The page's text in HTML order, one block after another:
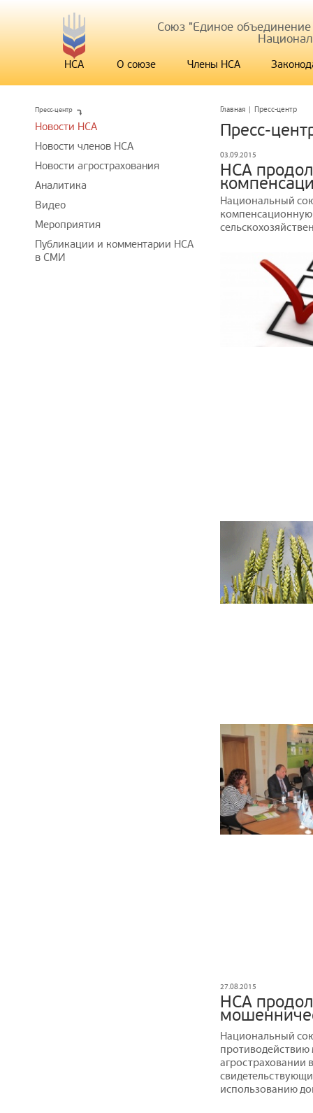
Союз "Единое
НСА О союзе Члены НСА
Главная | Пресс-центр
Пресс-
03.09.2015
НСА
Национальный
компенсационную
27.08.2015
НСА
Национальный
агростраховании
использованию
Пресс-центр
Новости НСА
Новости членов НСА
Новости агрострахования
Аналитика
Видео
Мероприятия
Публикации и комментарии НСА
в СМИ